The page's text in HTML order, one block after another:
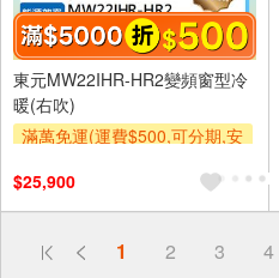
東元MW22IHR-HR2變頻窗型冷
暖(右吹)
滿萬免運(運費$500,可分期,安
及使用6期以上分期0利率,需付
基本安裝運費)
$25,900
1 2 3 4
偏遠地區配送